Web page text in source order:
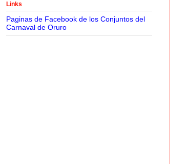
Links
Paginas de Facebook de los Conjuntos del
Carnaval de Oruro